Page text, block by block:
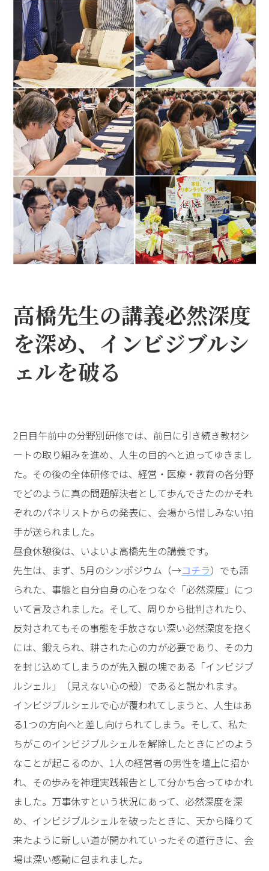
高橋先生の講義――必然深度
を深め、インビジブルシ
ェルを破る
2日目午前中の分野別研修では、前日に引き続き教材シ
ートの取り組みを進め、人生の目的へと迫ってゆきまし
た。その後の全体研修では、経営・医療・教育の各分野
でどのように真の問題解決者として歩んできたのか――それ
ぞれのパネリストからの発表に、会場から惜しみない拍
手が送られました。
昼食休憩後は、いよいよ高橋先生の講義です。
先生は、まず、5月のシンポジウム（→コチラ）でも語
られた、事態と自分自身の心をつなぐ「必然深度」につ
いて言及されました。そして、周りから批判されたり、
反対されてもその事態を手放さない深い必然深度を抱く
には、鍛えられ、耕された心の力が必要であり、その力
を封じ込めてしまうのが先入観の塊である「インビジブ
ルシェル」（見えない心の殻）であると説かれます。
インビジブルシェルで心が覆われてしまうと、人生はあ
る1つの方向へと差し向けられてしまう。そして、私た
ちがこのインビジブルシェルを解除したときにどのよう
なことが起こるのか、1人の経営者の男性を壇上に招か
れ、その歩みを神理実践報告として分かち合ってゆかれ
ました。万事休すという状況にあって、必然深度を深
め、インビジブルシェルを破ったときに、天から降りて
来たように新しい道が開かれていったその道行きに、会
場は深い感動に包まれました。